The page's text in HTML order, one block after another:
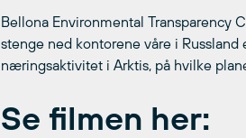
Bellona Environmental Transparency
stenge ned kontorene våre i Russland
næringsaktivitet i Arktis, på hvilke
Se filmen her: